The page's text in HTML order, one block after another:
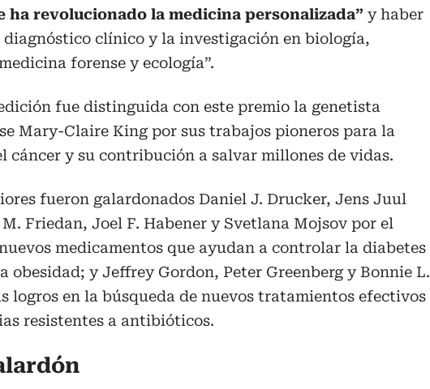
ha revolucionado la medicina personalizada” y haber
diagnóstico clínico y la investigación en biología,
forense y ecología”.
fue distinguida con este premio la genetista
Mary-Claire King por sus trabajos pioneros para la
cáncer y su contribución a salvar millones de vidas.
fueron galardonados Daniel J. Drucker, Jens Juul
Friedan, Joel F. Habener y Svetlana Mojsov por el
medicamentos que ayudan a controlar la diabetes
obesidad; y Jeffrey Gordon, Peter Greenberg y Bonnie L.
logros en la búsqueda de nuevos tratamientos efectivos
resistentes a antibióticos.